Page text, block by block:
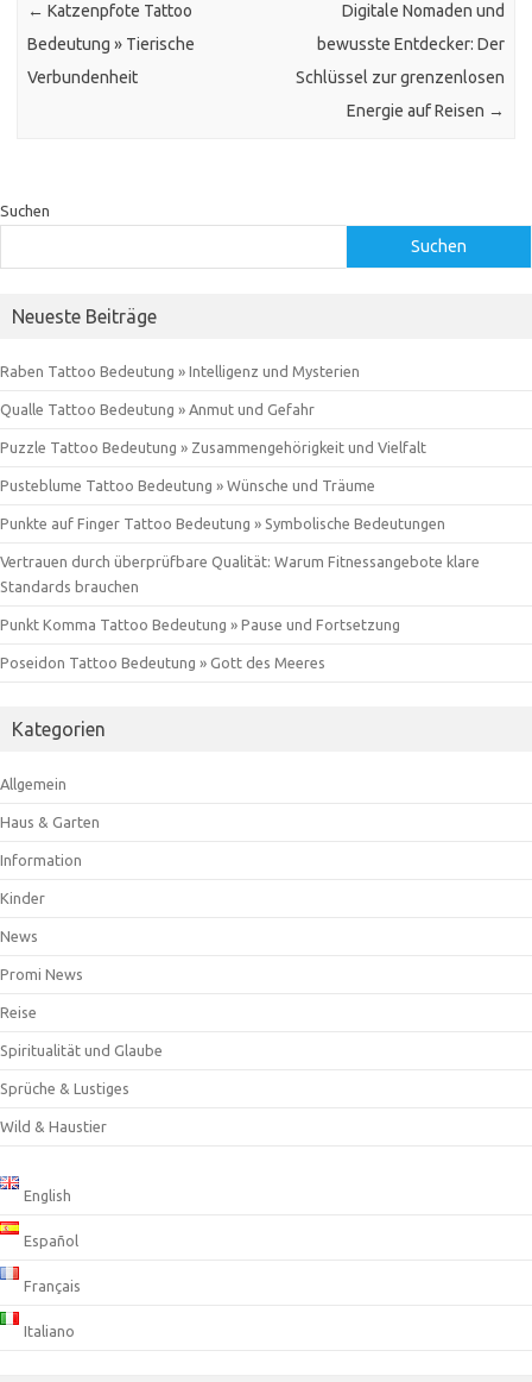
← Katzenpfote Tattoo
Bedeutung » Tierische
Verbundenheit
Digitale Nomaden und
bewusste Entdecker: Der
Schlüssel zur grenzenlosen
Energie auf Reisen →
Suchen
Suchen
Neueste Beiträge
Raben Tattoo Bedeutung » Intelligenz und Mysterien
Qualle Tattoo Bedeutung » Anmut und Gefahr
Puzzle Tattoo Bedeutung » Zusammengehörigkeit und Vielfalt
Pusteblume Tattoo Bedeutung » Wünsche und Träume
Punkte auf Finger Tattoo Bedeutung » Symbolische Bedeutungen
Vertrauen durch überprüfbare Qualität: Warum Fitnessangebote klare
Standards brauchen
Punkt Komma Tattoo Bedeutung » Pause und Fortsetzung
Poseidon Tattoo Bedeutung » Gott des Meeres
Kategorien
Allgemein
Haus & Garten
Information
Kinder
News
Promi News
Reise
Spiritualität und Glaube
Sprüche & Lustiges
Wild & Haustier
English
Español
Français
Italiano